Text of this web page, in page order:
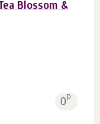
Blossom &
0p.